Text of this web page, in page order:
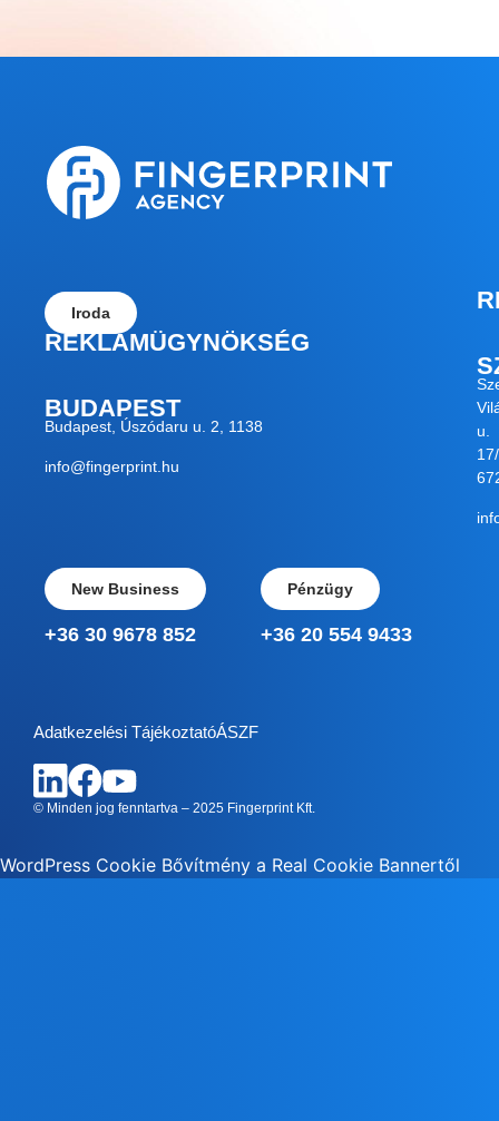
Iroda
REKLÁMÜGYNÖKSÉG
BUDAPEST
Budapest, Úszódaru u. 2, 1138
info@fingerprint.hu
u.
New Business
+36 30 9678 852
Pénzügy
+36 20 554 9433
© Minden jog fenntartva – 2025 Fingerprint Kft.
Adatkezelési TájékoztatóÁSZF
WordPress Cookie Bővítmény a Real Cookie Bannertől